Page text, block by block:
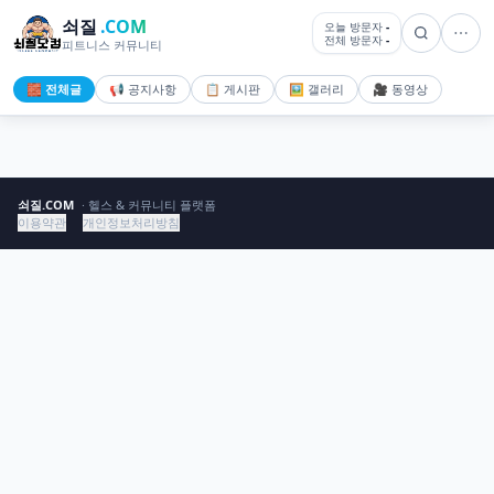
쇠질 .COM
피트니스 커뮤니티
오늘 방문자 -
전체 방문자 -
🧱 전체글 📢 공지사항 📋 게시판 🖼️ 갤러리 🎥 동영상
쇠질.COM · 헬스 & 커뮤니티 플랫폼
이용약관
개인정보처리방침